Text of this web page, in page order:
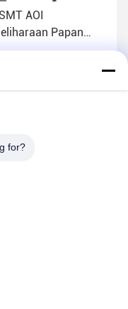
AOI
Papan
Mesin Untuk
for?